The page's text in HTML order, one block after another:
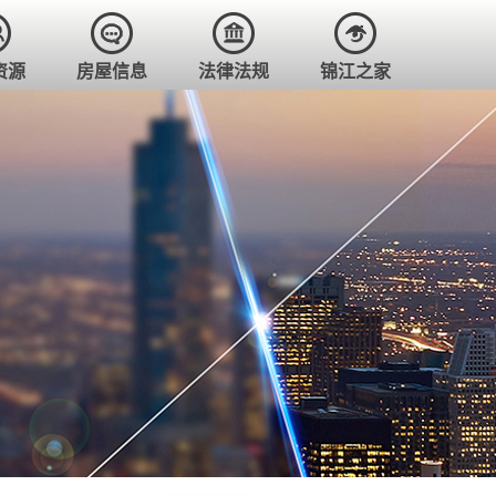
源 房屋信息 法律法规 锦江之家